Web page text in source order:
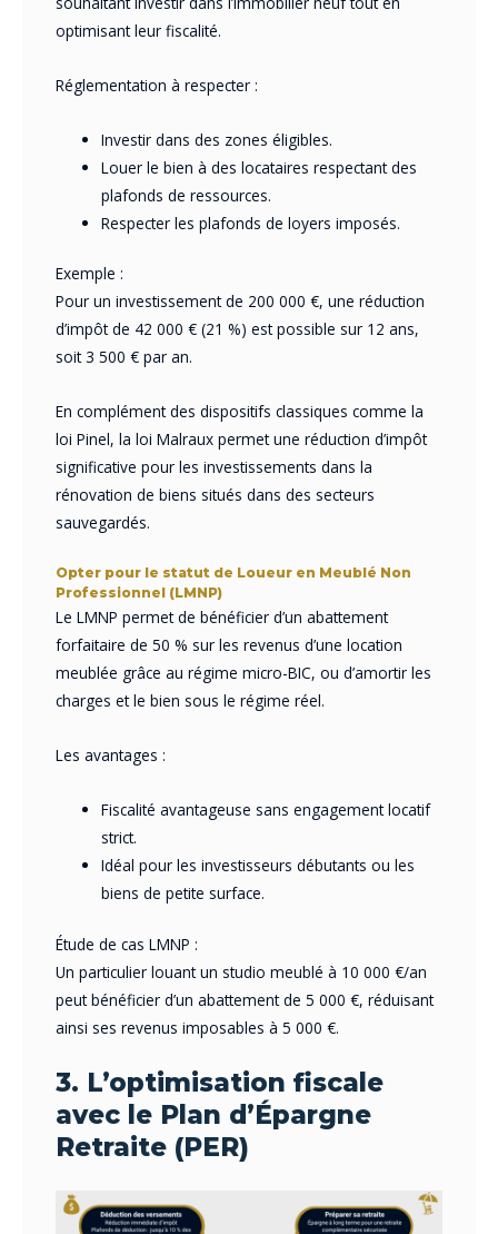
optimisant leur fiscalité.
Réglementation à respecter :
Investir dans des zones éligibles.
Louer le bien à des locataires respectant des
plafonds de ressources.
Respecter les plafonds de loyers imposés.
Exemple :
Pour un investissement de 200 000 €, une réduction
d’impôt de 42 000 € (21 %) est possible sur 12 ans,
soit 3 500 € par an.
En complément des dispositifs classiques comme la
loi Pinel, la loi Malraux permet une réduction d’impôt
significative pour les investissements dans la
rénovation de biens situés dans des secteurs
sauvegardés.
Opter pour le statut de Loueur en Meublé Non
Professionnel (LMNP)
Le LMNP permet de bénéficier d’un abattement
forfaitaire de 50 % sur les revenus d’une location
meublée grâce au régime micro-BIC, ou d’amortir les
charges et le bien sous le régime réel.
Les avantages :
Fiscalité avantageuse sans engagement locatif
strict.
Idéal pour les investisseurs débutants ou les
biens de petite surface.
Étude de cas LMNP :
Un particulier louant un studio meublé à 10 000 €/an
peut bénéficier d’un abattement de 5 000 €, réduisant
ainsi ses revenus imposables à 5 000 €.
3. L’optimisation fiscale
avec le Plan d’Épargne
Retraite (PER)